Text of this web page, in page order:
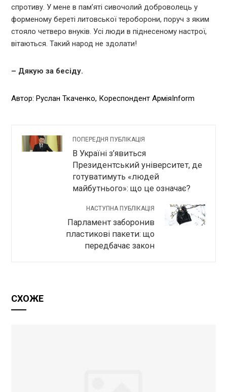
спротиву. У мене в пам’яті сивочолий доброволець у
форменому береті литовської тероборони, поруч з яким
стояло четверо внуків. Усі люди в піднесеному настрої,
вітаються. Такий народ не здолати!
– Дякую за бесіду.
Автор: Руслан Ткаченко, Кореспондент АрміяInform
ПОПЕРЕДНЯ ПУБЛІКАЦІЯ
В Україні з’явиться
Президентський університет, де
готуватимуть «людей
майбутнього»: що це означає?
НАСТУПНА ПУБЛІКАЦІЯ
Парламент заборонив
пластикові пакети: що
передбачає закон
СХОЖЕ